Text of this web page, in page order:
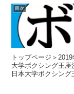
目次
トップページ＞
大学ボクシング王
日本大学ボクシン